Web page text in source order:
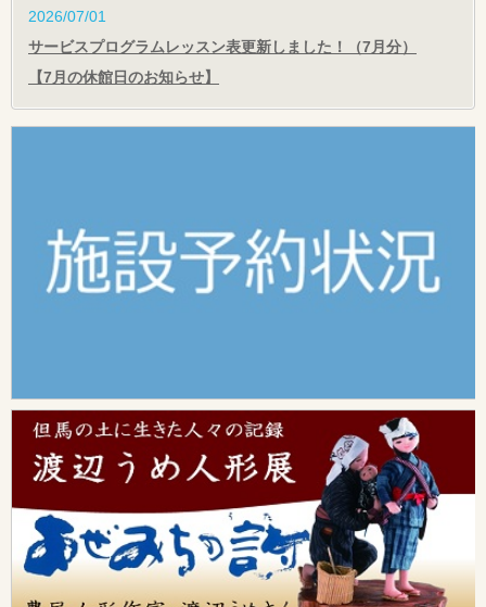
2026/07/01
サービスプログラムレッスン表更新しました！（7月分）
【7月の休館日のお知らせ】